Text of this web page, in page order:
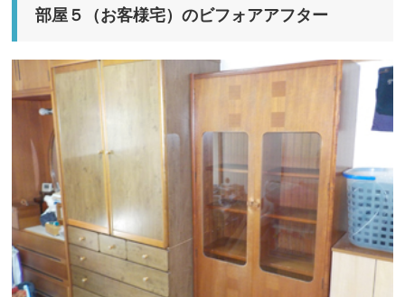
部屋５（お客様宅）のビフォアアフター